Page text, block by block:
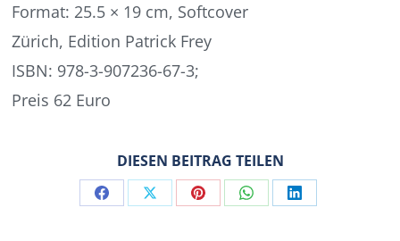
Format: 25.5 × 19 cm, Softcover
Zürich, Edition Patrick Frey
ISBN: 978-3-907236-67-3;
Preis 62 Euro
DIESEN BEITRAG TEILEN
Share Share Share Share Share